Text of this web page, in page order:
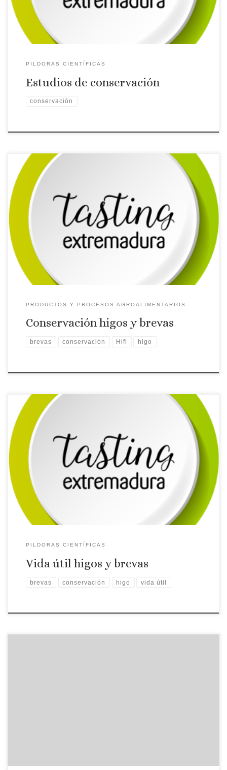
PILDORAS CIENTÍFICAS
Estudios de conservación
conservación
La investigadora de la Universidad de Extremadura Carmen
Villalobos nos presenta su tesis doctoral sobre conservación
de higos y brevas.
PRODUCTOS Y PROCESOS AGROALIMENTARIOS
Conservación higos y brevas
brevas conservación Hifi higo
Los higos y las brevas se deterioran en unos días después de
su recolección, gracias a la tecnología alimentaria se pretende
aumentar su vida útil. Carmen Villalobos, Investigadora de la
Universidad de Extremadura nos habla del tema. La tesis
doctoral realizada en el Grupo de Investigación Calidad y
Microbiología de […]
PILDORAS CIENTÍFICAS
Vida útil higos y brevas
brevas conservación higo vida útil